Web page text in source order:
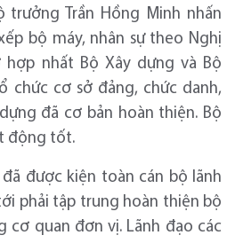
trưởng Trần Hồng Minh nhấn
bộ máy, nhân sự theo Nghị
nhất Bộ Xây dựng và Bộ
chức cơ sở đảng, chức danh,
đã cơ bản hoàn thiện. Bộ
động tốt.
được kiện toàn cán bộ lãnh
phải tập trung hoàn thiện bộ
cơ quan đơn vị. Lãnh đạo các